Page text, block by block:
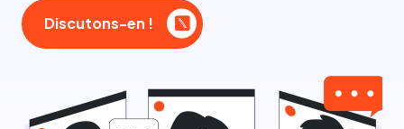
Discutons-en !